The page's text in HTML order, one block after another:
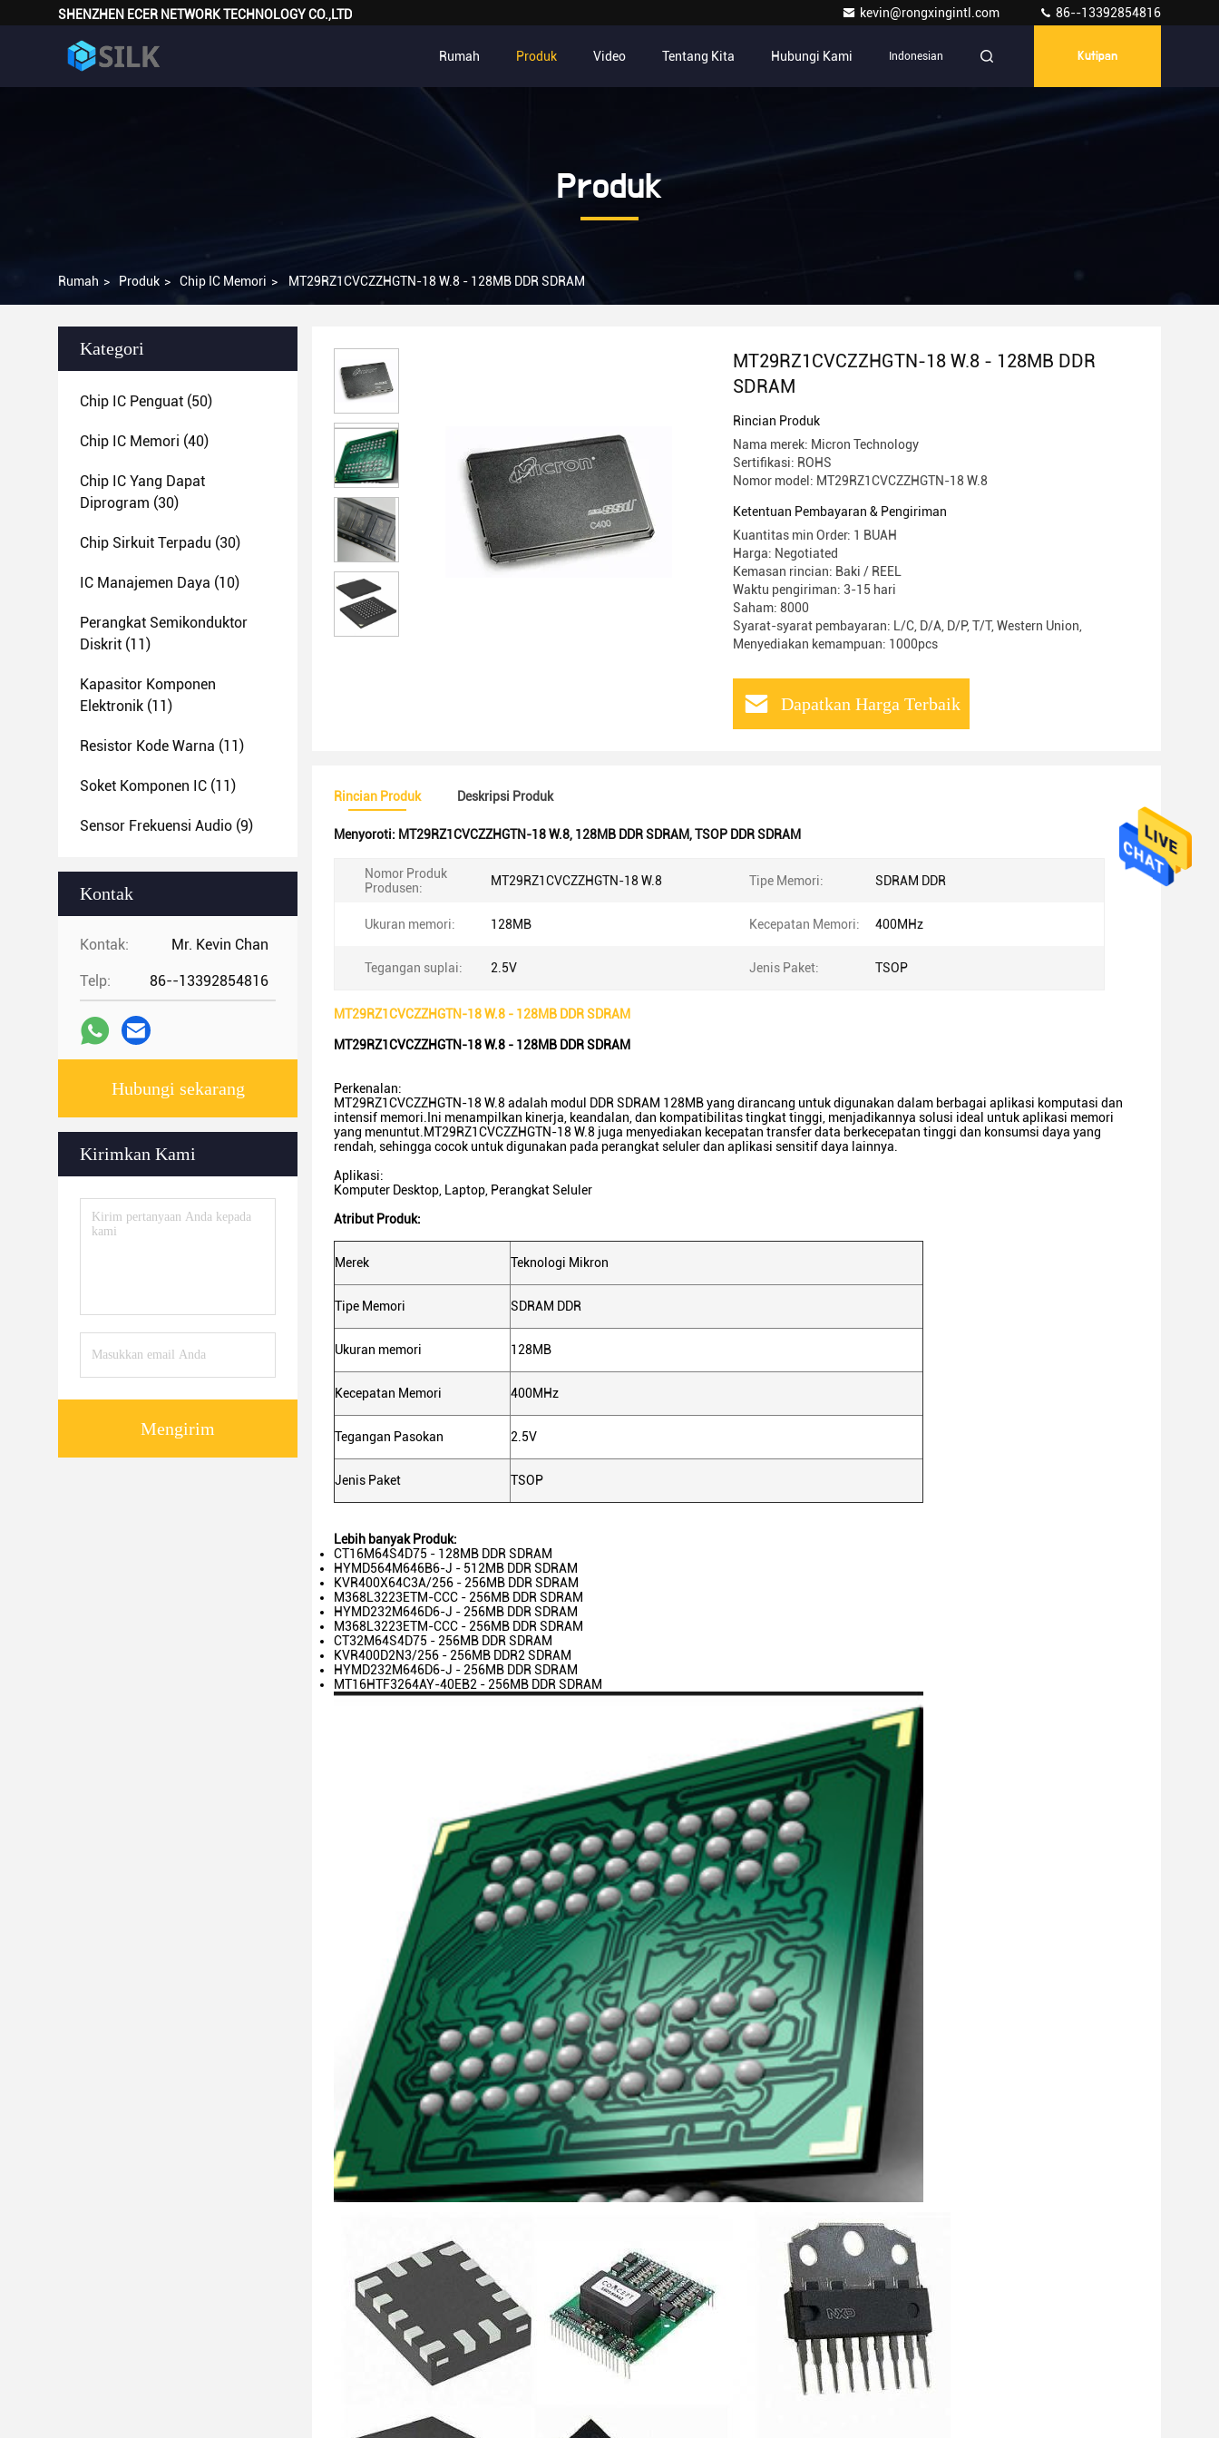
SHENZHEN ECER NETWORK TECHNOLOGY CO.,LTD kevin@rongxingintl.com 86--13392854816
Rumah Produk Video Tentang Kita Hubungi Kami Indonesian Kutipan
Produk
Rumah > Produk > Chip IC Memori > MT29RZ1CVCZZHGTN-18 W.8 - 128MB DDR SDRAM
Kategori
Chip IC Penguat (50)
Chip IC Memori (40)
Chip IC Yang Dapat
Diprogram (30)
Chip Sirkuit Terpadu (30)
IC Manajemen Daya (10)
Perangkat Semikonduktor
Diskrit (11)
Kapasitor Komponen
Elektronik (11)
Resistor Kode Warna (11)
Soket Komponen IC (11)
Sensor Frekuensi Audio (9)
Kontak
Kontak: Mr. Kevin Chan
Telp: 86--13392854816
Hubungi sekarang
Kirimkan Kami
Mengirim
MT29RZ1CVCZZHGTN-18 W.8 - 128MB DDR
SDRAM
Rincian Produk
Nama merek: Micron Technology
Sertifikasi: ROHS
Nomor model: MT29RZ1CVCZZHGTN-18 W.8
Ketentuan Pembayaran & Pengiriman
Kuantitas min Order: 1 BUAH
Harga: Negotiated
Kemasan rincian: Baki / REEL
Waktu pengiriman: 3-15 hari
Saham: 8000
Syarat-syarat pembayaran: L/C, D/A, D/P, T/T, Western Union,
Menyediakan kemampuan: 1000pcs
Dapatkan Harga Terbaik
Rincian Produk Deskripsi Produk
Menyoroti: MT29RZ1CVCZZHGTN-18 W.8, 128MB DDR SDRAM,TSOP DDR SDRAM
Nomor Produk
Produsen:
MT29RZ1CVCZZHGTN-18 W.8 Tipe Memori: SDRAM DDR
Ukuran memori: 128MB Kecepatan Memori: 400MHz
Tegangan suplai: 2.5V Jenis Paket: TSOP
MT29RZ1CVCZZHGTN-18 W.8 - 128MB DDR SDRAM
MT29RZ1CVCZZHGTN-18 W.8 - 128MB DDR SDRAM
Perkenalan:
MT29RZ1CVCZZHGTN-18 W.8 adalah modul DDR SDRAM 128MB yang dirancang untuk digunakan dalam berbagai aplikasi komputasi dan
intensif memori.Ini menampilkan kinerja, keandalan, dan kompatibilitas tingkat tinggi, menjadikannya solusi ideal untuk aplikasi memori
yang menuntut.MT29RZ1CVCZZHGTN-18 W.8 juga menyediakan kecepatan transfer data berkecepatan tinggi dan konsumsi daya yang
rendah, sehingga cocok untuk digunakan pada perangkat seluler dan aplikasi sensitif daya lainnya.
Aplikasi:
Komputer Desktop, Laptop, Perangkat Seluler
Atribut Produk:
Merek Teknologi Mikron
Tipe Memori SDRAM DDR
Ukuran memori 128MB
Kecepatan Memori 400MHz
Tegangan Pasokan 2.5V
Jenis Paket TSOP
Lebih banyak Produk:
CT16M64S4D75 - 128MB DDR SDRAM
HYMD564M646B6-J - 512MB DDR SDRAM
KVR400X64C3A/256 - 256MB DDR SDRAM
M368L3223ETM-CCC - 256MB DDR SDRAM
HYMD232M646D6-J - 256MB DDR SDRAM
M368L3223ETM-CCC - 256MB DDR SDRAM
CT32M64S4D75 - 256MB DDR SDRAM
KVR400D2N3/256 - 256MB DDR2 SDRAM
HYMD232M646D6-J - 256MB DDR SDRAM
MT16HTF3264AY-40EB2 - 256MB DDR SDRAM